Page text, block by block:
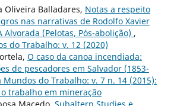
Oliveira Balladares, Notas a respeito
nas narrativas de Rodolfo Xavier
Alvorada (Pelotas, Pós-abolição) ,
do Trabalho: v. 12 (2020)
O caso da canoa incendiada:
de pescadores em Salvador (1853-
Mundos do Trabalho: v. 7 n. 14 (2015):
trabalho em mineração